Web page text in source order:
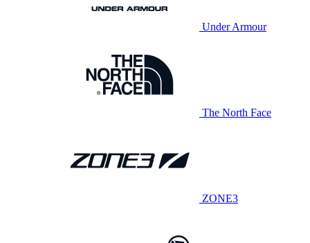
Under Armour
The North Face
ZONE3